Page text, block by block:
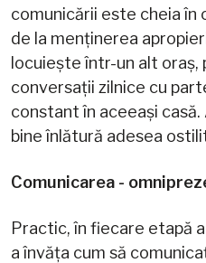
comunicării este cheia în
de la menținerea
locuiește într-un alt oraș,
conversații zilnice cu
constant în aceeași
bine înlătură adesea
Comunicarea -
Practic, în fiecare etapă
a învăța cum să